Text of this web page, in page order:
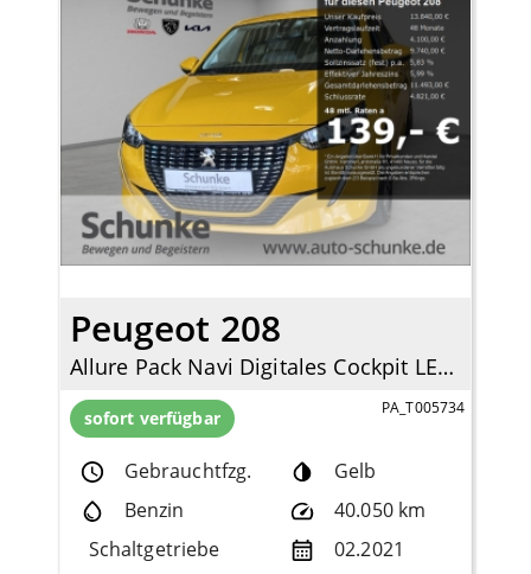
Peugeot 208
Allure Pack Navi Digitales Cockpit LED Apple CarPlay Android Auto Klimaautom Fahrerprofil
sofort verfügbar PA_T005734
Gebrauchtfzg.
Gelb
Benzin
40.050 km
Schaltgetriebe
02.2021